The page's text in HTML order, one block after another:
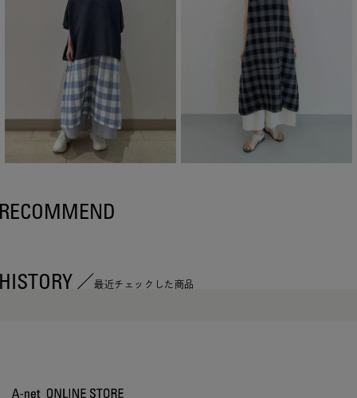
最近チェックした商品